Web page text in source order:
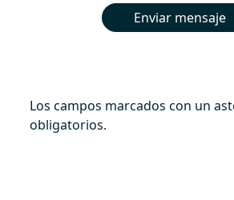
Enviar mensaje
Los campos marcados con un
obligatorios.